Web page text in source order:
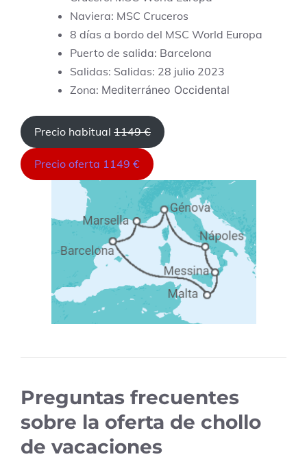
Naviera: MSC Cruceros
8 días a bordo del MSC World Europa
Puerto de salida: Barcelona
Salidas: Salidas: 28 julio 2023
Zona: Mediterráneo Occidental
Precio habitual 1149 €
Precio oferta 1149 €
Preguntas frecuentes
sobre la oferta de chollo
de vacaciones